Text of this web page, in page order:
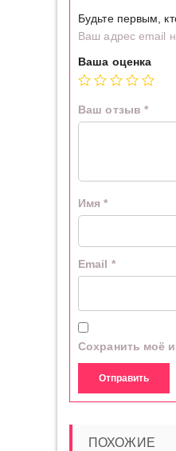
Будьте первым,
Ваш адрес email
Ваша оценка
Ваш отзыв *
Имя*
Email *
Сохранить моё
ПОХОЖИЕ